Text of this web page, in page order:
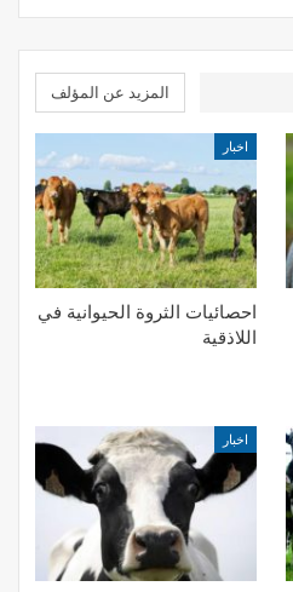
المزيد عن المؤلف
اخبار
احصائيات الثروة الحيوانية في
اللاذقية
اخبار